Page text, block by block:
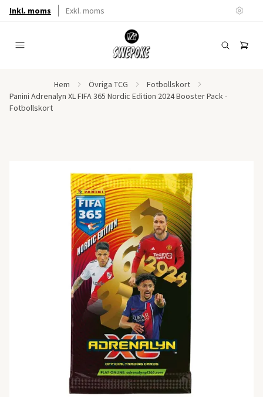
Inkl. moms Exkl. moms
Hem Övriga TCG
Fotbollskort
Panini Adrenalyn XL FIFA 365 Nordic Edition 2024 Booster Pack -
Fotbollskort